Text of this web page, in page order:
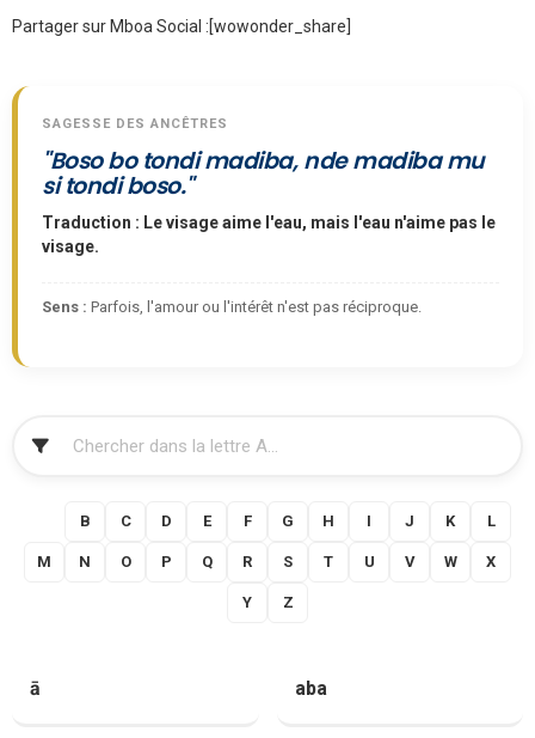
Partager sur Mboa Social :[wowonder_share]
SAGESSE DES ANCÊTRES
"Boso bo tondi madiba, nde madiba mu
si tondi boso."
Traduction : Le visage aime l'eau, mais l'eau n'aime pas le
visage.
Sens : Parfois, l'amour ou l'intérêt n'est pas réciproque.
B C D E F G H I J K L
M N O P Q R S T U V W X
Y Z
ā aba